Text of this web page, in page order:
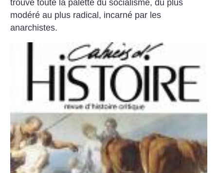
trouve toute la palette du socialisme, du plus
modéré au plus radical, incarné par les
anarchistes.